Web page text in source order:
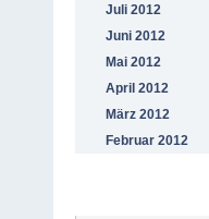
Juli 2012
Juni 2012
Mai 2012
April 2012
März 2012
Februar 2012